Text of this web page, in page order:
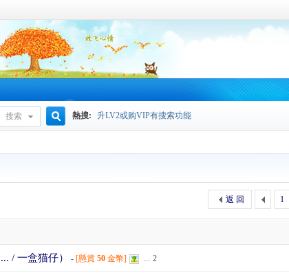
搜索 熱搜: 升LV2或购VIP有搜索功能
1
返 回
/ 一盒猫仔） - [懸賞50 金幣] ... 2